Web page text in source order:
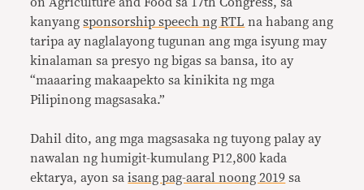
on Agriculture and Food sa 17th Congress, sa
kanyangsponsorship speech ng RTL na habang ang
taripa ay naglalayong tugunan ang mga isyung may
kinalaman sa presyo ng bigas sa bansa, ito ay
“maaaring makaapekto sa kinikita ng mga
Pilipinong magsasaka.”
Dahil dito, ang mga magsasaka ng tuyong palay ay
nawalan ng humigit-kumulang P12,800 kada
ektarya, ayon saisang pag-aaral noong 2019 sa